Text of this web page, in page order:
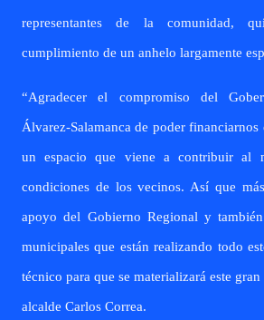
representantes de la comunidad,
cumplimiento de un anhelo largamente
“Agradecer el compromiso del
Álvarez-Salamanca de poder financiarnos
un espacio que viene a contribuir al
condiciones de los vecinos. Así que
apoyo del Gobierno Regional y
municipales que están realizando todo
técnico para que se materializará este
alcalde Carlos Correa.